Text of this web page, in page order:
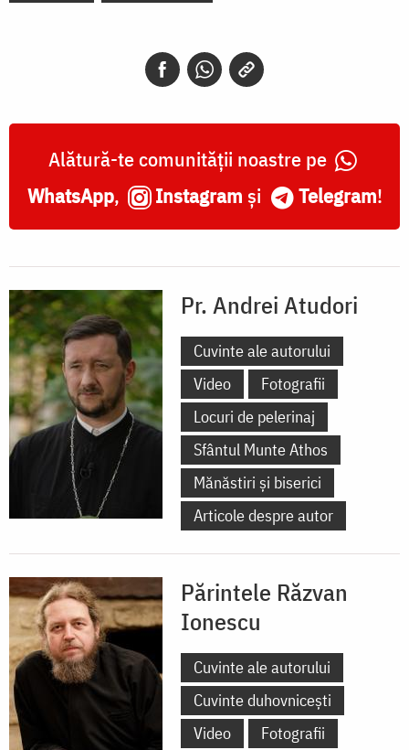
Alătură-te comunității noastre pe
WhatsApp, Instagram și Telegram!
Pr. Andrei Atudori
Cuvinte ale autorului
Video
Fotografii
Locuri de pelerinaj
Sfântul Munte Athos
Mănăstiri și biserici
Articole despre autor
Părintele Răzvan
Ionescu
Cuvinte ale autorului
Cuvinte duhovnicești
Video
Fotografii